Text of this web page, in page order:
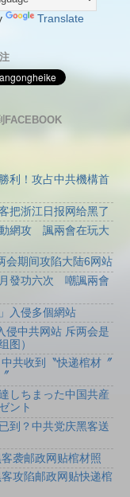
Translate
FACEBOOK
利！攻占中共機構首
把浙江日报网给黑了
網攻 諷兩會在玩大
会期间攻陷大陆6网站
發功六次 嘲諷兩會
入侵多個網站
侵中共网站 斥两会是
图）
共收到〝快递棺材〞
しちまった中国共産
ント
到？中共党庆黑客送
袭邮政网贴棺材照
攻陷邮政网贴快递棺